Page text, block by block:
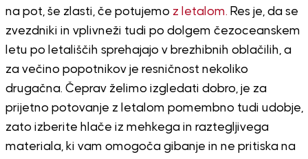
na pot, še zlasti, če potujemo z letalom. Res je, da se
zvezdniki in vplivneži tudi po dolgem čezoceanskem
letu po letališčih sprehajajo v brezhibnih oblačilih, a
za večino popotnikov je resničnost nekoliko
drugačna. Čeprav želimo izgledati dobro, je za
prijetno potovanje z letalom pomembno tudi udobje,
zato izberite hlače iz mehkega in raztegljivega
materiala, ki vam omogoča gibanje in ne pritiska na